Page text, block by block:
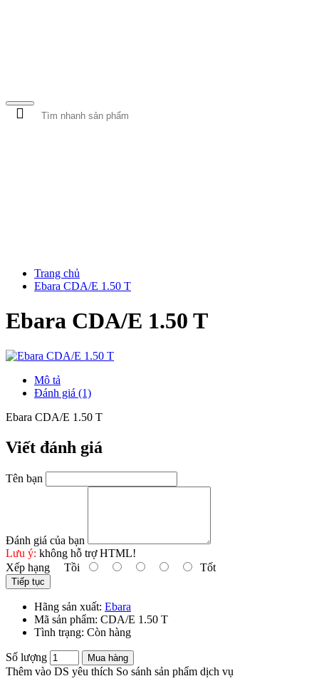
Trang chủ
Ebara CDA/E 1.50 T
Ebara CDA/E 1.50 T
Mô tả
Đánh giá (1)
Ebara CDA/E 1.50 T
Viết đánh giá
Tên bạn
Đánh giá của bạn
Lưu ý: không hỗ trợ HTML!
Xếp hạng Tồi Tốt
Tiếp tục
Hãng sản xuất: Ebara
Mã sản phẩm: CDA/E 1.50 T
Tình trạng: Còn hàng
Số lượng Mua hàng
Thêm vào DS yêu thích So sánh sản phẩm dịch vụ